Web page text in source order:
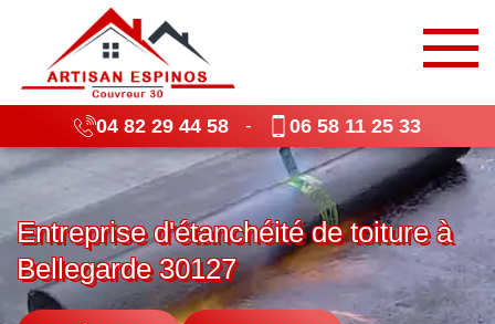
04 82 29 44 58 - 06 58 11 25 33
Entreprise d'étanchéité de toiture à
Bellegarde 30127